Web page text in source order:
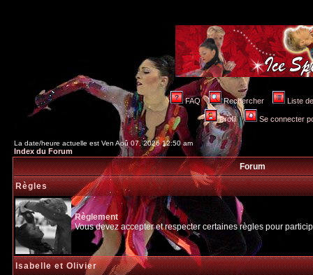
FAQ Rechercher Liste
Profil Se connecter
La date/heure actuelle est Ven Aoû 07, 2026 12:50 am
Index du Forum
Forum
Règles
Règlement
Vous devez accepter et respecter certaines règles pour
Isabelle et Olivier